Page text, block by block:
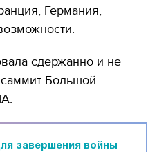
Германия,
сдержанно и не
саммит Большой
завершения войны